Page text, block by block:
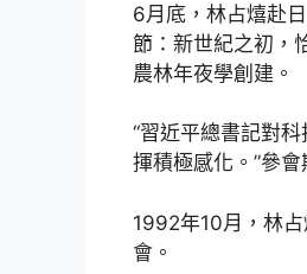
6月底，林占熺赴
節：新世紀之初，
農林年夜學創建。
“習近平總書記對
揮積極感化。”參
1992年10月，林
會。